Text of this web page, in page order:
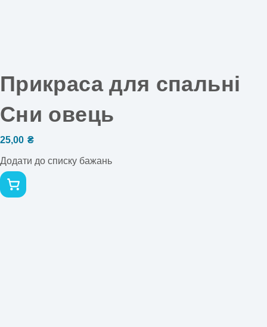
Прикраса для спальні
Сни овець
25,00 ₴
Додати до списку бажань